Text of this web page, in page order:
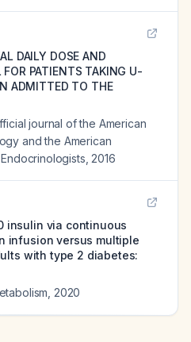
DAILY DOSE AND
PATIENTS TAKING U-
ADMITTED TO THE
journal of the American
and the American
2016
insulin via continuous
infusion versus multiple
with type 2 diabetes:
2020